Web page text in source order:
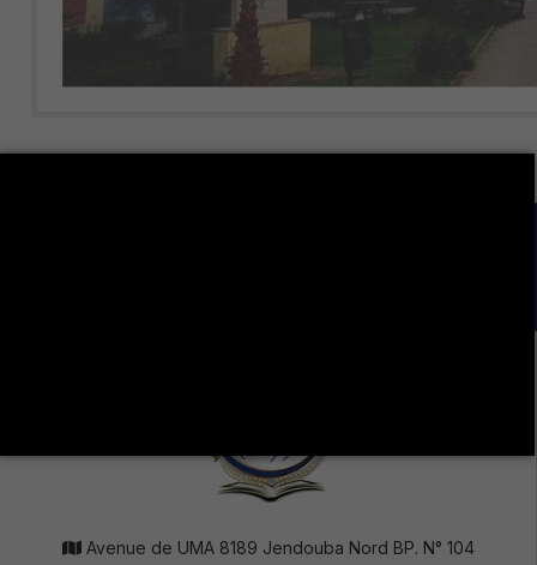
Avenue de UMA 8189 Jendouba Nord BP. N° 104